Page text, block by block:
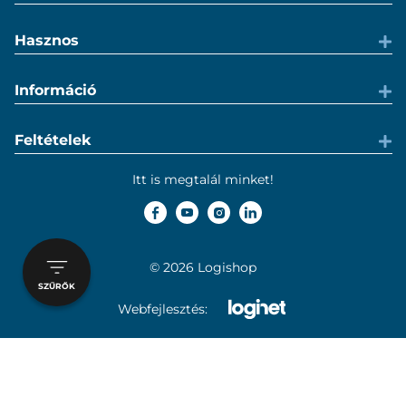
SZŰRŐK
Hasznos
Információ
Feltételek
Itt is megtalál minket!
© 2026 Logishop
Webfejlesztés: